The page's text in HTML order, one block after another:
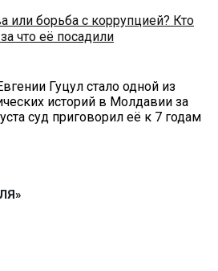
или борьба с коррупцией? Кто
что её посадили
Гуцул стало одной из
историй в Молдавии за
суд приговорил её к 7 годам